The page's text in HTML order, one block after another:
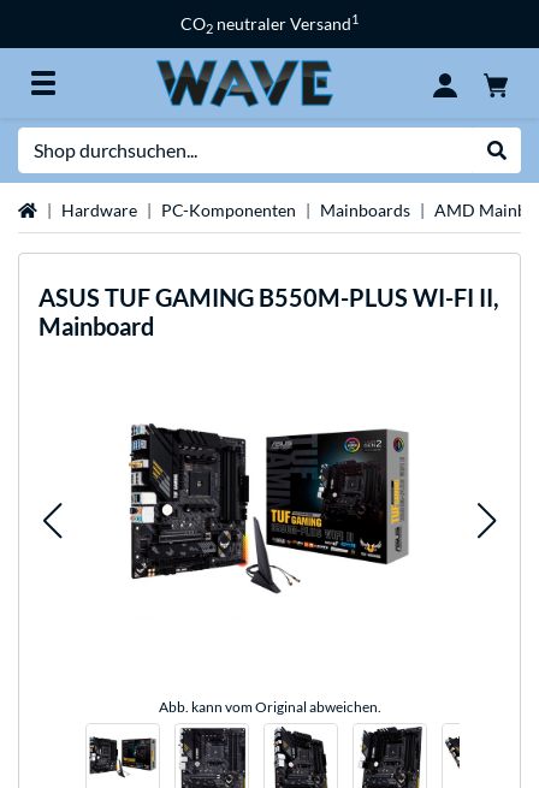
CO2 neutraler Versand1
StartseiteHardware PC-Komponenten Mainboards AMD
ASUS TUF GAMING B550M-PLUS WI-FI II,
Mainboard
Abb. kann vom Original abweichen.